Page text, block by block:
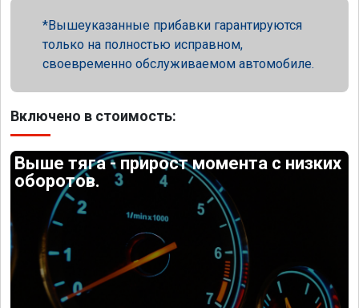
Вышеуказанные прибавки гарантируются
только на полностью исправном,
своевременно обслуживаемом автомобиле.
Включено в стоимость:
Выше тяга - прирост момента с низких
оборотов.